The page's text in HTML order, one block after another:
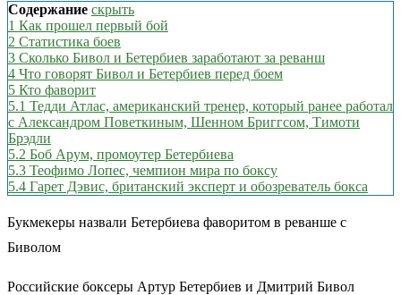
Содержание скрыть
1 Как прошел первый бой
2 Статистика боев
3 Сколько Бивол и Бетербиев заработают за реванш
4 Что говорят Бивол и Бетербиев перед боем
5 Кто фаворит
5.1 Тедди Атлас, американский тренер, который ранее работал
с Александром Поветкиным, Шенном Бриггсом, Тимоти
Брэдли
5.2 Боб Арум, промоутер Бетербиева
5.3 Теофимо Лопес, чемпион мира по боксу
5.4 Гарет Дэвис, британский эксперт и обозреватель бокса
Букмекеры назвали Бетербиева фаворитом в реванше с
Биволом
Российские боксеры Артур Бетербиев и Дмитрий Бивол